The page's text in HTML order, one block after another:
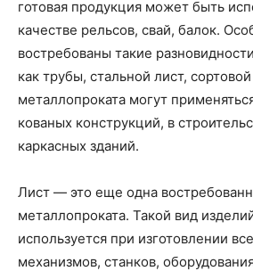
готовая продукция может быть
качестве рельсов, свай, балок.
востребованы такие
как трубы, стальной лист,
металлопроката могут
кованых конструкций, в
каркасных зданий.
Лист — это еще одна
металлопроката. Такой вид
используется при изготовлении
механизмов, станков,